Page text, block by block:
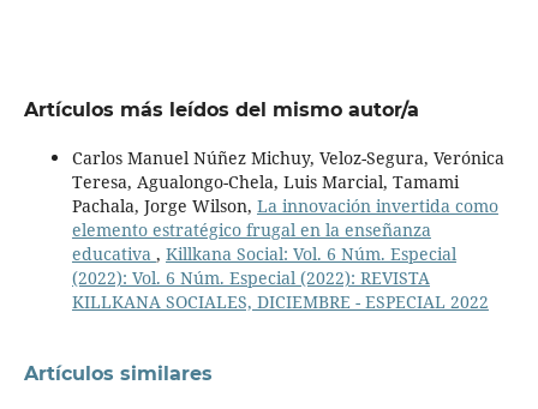
Artículos más leídos del mismo autor/a
Carlos Manuel Núñez Michuy, Veloz-Segura, Verónica
Teresa, Agualongo-Chela, Luis Marcial, Tamami
Pachala, Jorge Wilson, La innovación invertida como
elemento estratégico frugal en la enseñanza
educativa , Killkana Social: Vol. 6 Núm. Especial
(2022): Vol. 6 Núm. Especial (2022): REVISTA
KILLKANA SOCIALES, DICIEMBRE - ESPECIAL 2022
Artículos similares